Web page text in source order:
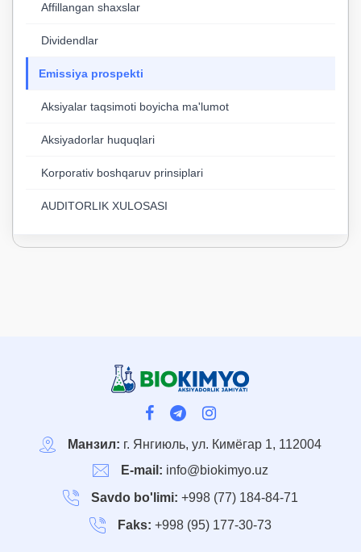
Affillangan shaxslar
Dividendlar
Emissiya prospekti
Aksiyalar taqsimoti boyicha ma'lumot
Aksiyadorlar huquqlari
Korporativ boshqaruv prinsiplari
AUDITORLIK XULOSASI
Манзил: г. Янгиюль, ул. Кимёгар 1, 112004
E-mail: info@biokimyo.uz
Savdo bo'limi: +998 (77) 184-84-71
Faks: +998 (95) 177-30-73